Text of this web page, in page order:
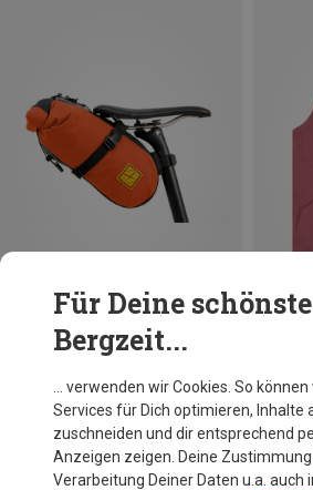
Du sparst 17%
Mons
Damen
59,80 €
Für Deine schönste
Bergzeit...
… verwenden wir Cookies. So
Services für Dich optimieren, Inhalte
zuschneiden und dir entsprechend
Anzeigen zeigen. Deine
Verarbeitung Deiner Daten u.a. auch